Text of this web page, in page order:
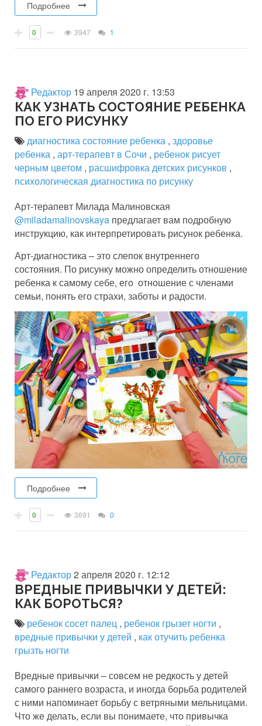
Подробнее
0 3947 1
Редактор 19 апреля 2020 г. 13:53
КАК УЗНАТЬ СОСТОЯНИЕ РЕБЕНКА
ПО ЕГО РИСУНКУ
диагностика состояние ребенка , здоровье
ребенка , арт-терапевт в Сочи , ребенок рисует
черным цветом , расшифровка детских рисунков ,
психологическая диагностика по рисунку
Арт-терапевт Милада Малиновская
@miladamalinovskaya предлагает вам подробную
инструкцию, как интерпретировать рисунок ребенка.
Арт-диагностика – это слепок внутреннего
состояния. По рисунку можно определить отношение
ребенка к самому себе, его отношение с членами
семьи, понять его страхи, заботы и радости.
Подробнее
0 3691 0
Редактор2 апреля 2020 г. 12:12
ВРЕДНЫЕ ПРИВЫЧКИ У ДЕТЕЙ:
КАК БОРОТЬСЯ?
ребенок сосет палец , ребенок грызет ногти ,
вредные привычки у детей , как отучить ребенка
грызть ногти
Вредные привычки – совсем не редкость у детей
самого раннего возраста, и иногда борьба родителей
с ними напоминает борьбу с ветряными мельницами.
Что же делать, если вы понимаете, что привычка